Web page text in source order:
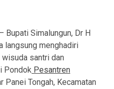
– Bupati Simalungun, Dr H
langsung menghadiri
wisuda santri dan
Pondok Pesantren
Tongah, Kecamatan